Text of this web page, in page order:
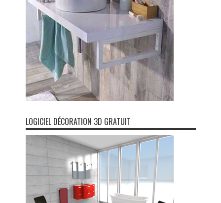
LOGICIEL DÉCORATION 3D GRATUIT